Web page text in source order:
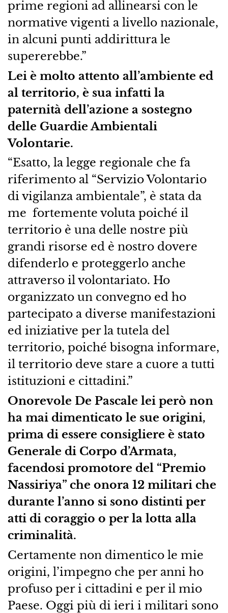
prime regioni ad allinearsi con le
normative vigenti a livello nazionale,
in alcuni punti addirittura le
supererebbe.”
Lei è molto attento all’ambiente ed
al territorio, è sua infatti la
paternità dell’azione a sostegno
delle Guardie Ambientali
Volontarie.
“Esatto, la legge regionale che fa
riferimento al “Servizio Volontario
di vigilanza ambientale”, è stata da
me fortemente voluta poiché il
territorio è una delle nostre più
grandi risorse ed è nostro dovere
difenderlo e proteggerlo anche
attraverso il volontariato. Ho
organizzato un convegno ed ho
partecipato a diverse manifestazioni
ed iniziative per la tutela del
territorio, poiché bisogna informare,
il territorio deve stare a cuore a tutti
istituzioni e cittadini.”
Onorevole De Pascale lei però non
ha mai dimenticato le sue origini,
prima di essere consigliere è stato
Generale di Corpo d’Armata,
facendosi promotore del “Premio
Nassiriya” che onora 12 militari che
durante l’anno si sono distinti per
atti di coraggio o per la lotta alla
criminalità.
Certamente non dimentico le mie
origini, l’impegno che per anni ho
profuso per i cittadini e per il mio
Paese. Oggi più di ieri i militari sono